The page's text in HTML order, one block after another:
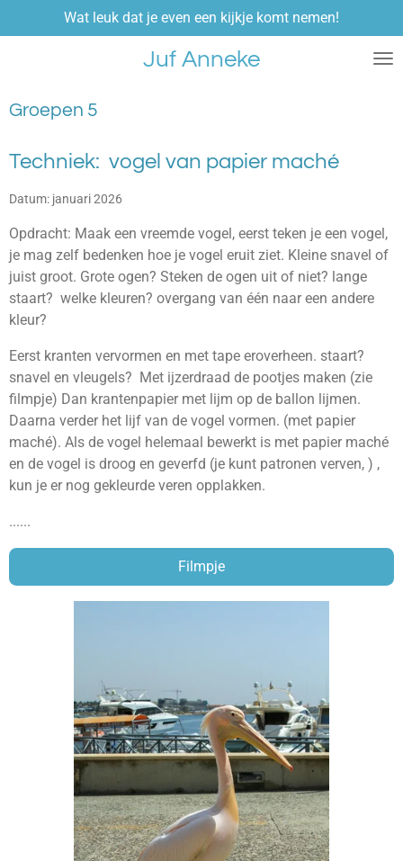
direct
hoofdinhoud
Juf Anneke
Wat leuk dat je even een kijkje komt nemen!
Groepen 5
Techniek: vogel van papier maché
Datum: januari 2026
Opdracht: Maak een vreemde vogel, eerst teken je een vogel,
je mag zelf bedenken hoe je vogel eruit ziet. Kleine snavel of
juist groot. Grote ogen? Steken de ogen uit of niet? lange
staart? welke kleuren? overgang van één naar een andere
kleur?
Eerst kranten vervormen en met tape eroverheen. staart?
snavel en vleugels? Met ijzerdraad de pootjes maken (zie
filmpje) Dan krantenpapier met lijm op de ballon lijmen.
Daarna verder het lijf van de vogel vormen. (met papier
maché). Als de vogel helemaal bewerkt is met papier maché
en de vogel is droog en geverfd (je kunt patronen verven, ) ,
kun je er nog gekleurde veren opplakken.
......
Filmpje